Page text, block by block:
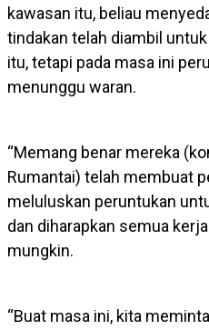
kawasan itu, beliau
tindakan telah diambil
itu, tetapi pada masa ini
menunggu waran.
“Memang benar mereka
Rumantai) telah membuat
meluluskan peruntukan
dan diharapkan semua
mungkin.
“Buat masa ini, kita